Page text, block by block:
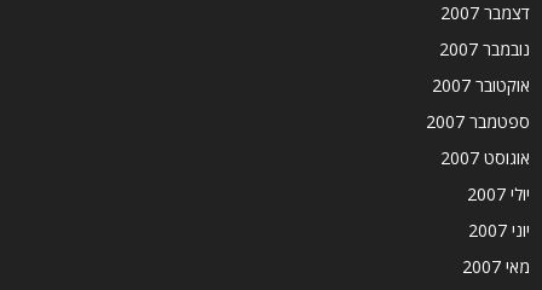
דצמבר 2007
נובמבר 2007
אוקטובר 2007
ספטמבר 2007
אוגוסט 2007
יולי 2007
יוני 2007
מאי 2007